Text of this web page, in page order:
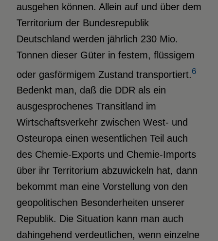
ausgehen können. Allein auf und über dem
Territorium der Bundesrepublik
Deutschland werden jährlich 230 Mio.
Tonnen dieser Güter in festem, flüssigem
oder gasförmigem Zustand transportiert. 6
Bedenkt man, daß die DDR als ein
ausgesprochenes Transitland im
Wirtschaftsverkehr zwischen West- und
Osteuropa einen wesentlichen Teil auch
des Chemie-Exports und Chemie-Imports
über ihr Territorium abzuwickeln hat, dann
bekommt man eine Vorstellung von den
geopolitischen Besonderheiten unserer
Republik. Die Situation kann man auch
dahingehend verdeutlichen, wenn einzelne